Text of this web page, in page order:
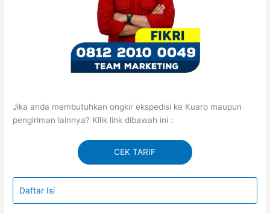
Jika anda membutuhkan ongkir ekspedisi ke Kuaro maupun
pengiriman lainnya? Kllik link dibawah ini :
CEK TARIF
Daftar Isi